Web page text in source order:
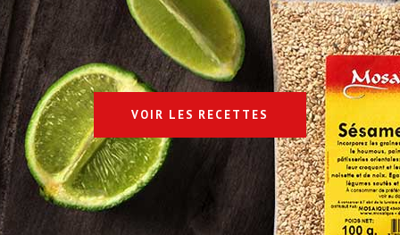
VOIR LES RECETTES